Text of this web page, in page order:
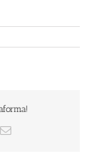
Correo